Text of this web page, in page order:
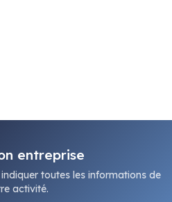
entreprise
toutes les informations de
activité.